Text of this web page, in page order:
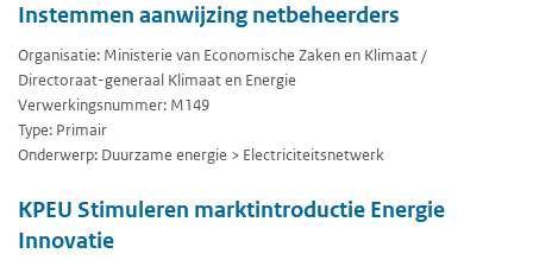
Instemmen aanwijzing netbeheerders
Organisatie: Ministerie van Economische Zaken en Klimaat /
Directoraat-generaal Klimaat en Energie
Verwerkingsnummer: M149
Type: Primair
Onderwerp: Duurzame energie > Electriciteitsnetwerk
KPEU Stimuleren marktintroductie Energie
Innovatie